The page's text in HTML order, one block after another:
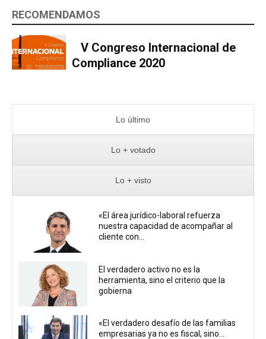
RECOMENDAMOS
V Congreso Internacional de
Compliance 2020
Lo último
Lo + votado
Lo + visto
«El área jurídico-laboral refuerza
nuestra capacidad de acompañar al
cliente con...
El verdadero activo no es la
herramienta, sino el criterio que la
gobierna
«El verdadero desafío de las familias
empresarias ya no es fiscal, sino...